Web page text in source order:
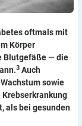
oftmals mit
Körper
Blutgefäße — die
3 Auch
sowie
als bei gesunden